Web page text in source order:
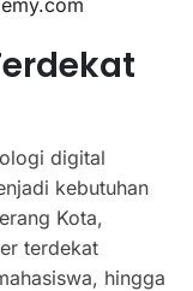
digital
kebutuhan
Kota,
terdekat
hingga